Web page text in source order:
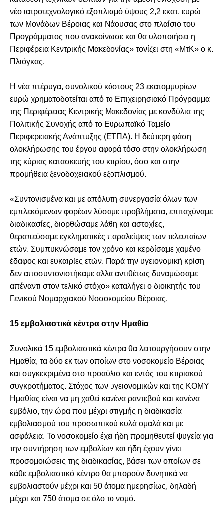
νέο ιατροτεχνολογικό εξοπλισμό ύψους 2,2 εκατ. ευρώ
των Μονάδων Βέροιας και Νάουσας στο πλαίσιο του
Προγράμματος που ανακοίνωσε και θα υλοποιήσει η
Περιφέρεια Κεντρικής Μακεδονίας» τονίζει στη «ΜτΚ» ο κ.
Πλιόγκας.
Η νέα πτέρυγα, συνολικού κόστους 23 εκατομμυρίων
ευρώ χρηματοδοτείται από το Επιχειρησιακό Πρόγραμμα
της Περιφέρειας Κεντρικής Μακεδονίας με κονδύλια της
Πολιτικής Συνοχής από το Ευρωπαϊκό Ταμείο
Περιφερειακής Ανάπτυξης (ΕΤΠΑ). Η δεύτερη φάση
ολοκλήρωσης του έργου αφορά τόσο στην ολοκλήρωση
της κύριας κατασκευής του κτιρίου, όσο και στην
προμήθεια ξενοδοχειακού εξοπλισμού.
«Συντονισμένα και με απόλυτη συνεργασία όλων των
εμπλεκόμενων φορέων λύσαμε προβλήματα, επιταχύναμε
διαδικασίες, διορθώσαμε λάθη και αστοχίες,
θεραπεύσαμε εγκληματικές παραλείψεις των τελευταίων
ετών. Συμπυκνώσαμε τον χρόνο και κερδίσαμε χαμένο
έδαφος και ευκαιρίες ετών. Παρά την υγειονομική κρίση
δεν αποσυντονιστήκαμε αλλά αντιθέτως δυναμώσαμε
απέναντι στον τελικό στόχο» καταλήγει ο διοικητής του
Γενικού Νομαρχιακού Νοσοκομείου Βέροιας.
15 εμβολιαστικά κέντρα στην Ημαθία
Συνολικά 15 εμβολιαστικά κέντρα θα λειτουργήσουν στην
Ημαθία, τα δύο εκ των οποίων στο νοσοκομείο Βέροιας
και συγκεκριμένα στο προαύλιο και εντός του κτιριακού
συγκροτήματος. Στόχος των υγειονομικών και της ΚΟΜΥ
Ημαθίας είναι να μη χαθεί κανένα ραντεβού και κανένα
εμβόλιο, την ώρα που μέχρι στιγμής η διαδικασία
εμβολιασμού του προσωπικού κυλά ομαλά και με
ασφάλεια. Το νοσοκομείο έχει ήδη προμηθευτεί ψυγεία για
την συντήρηση των εμβολίων και ήδη έχουν γίνει
προσομοιώσεις της διαδικασίας, βάσει των οποίων σε
κάθε εμβολιαστικό κέντρο θα μπορούν δυνητικά να
εμβολιαστούν μέχρι και 50 άτομα ημερησίως, δηλαδή
μέχρι και 750 άτομα σε όλο το νομό.